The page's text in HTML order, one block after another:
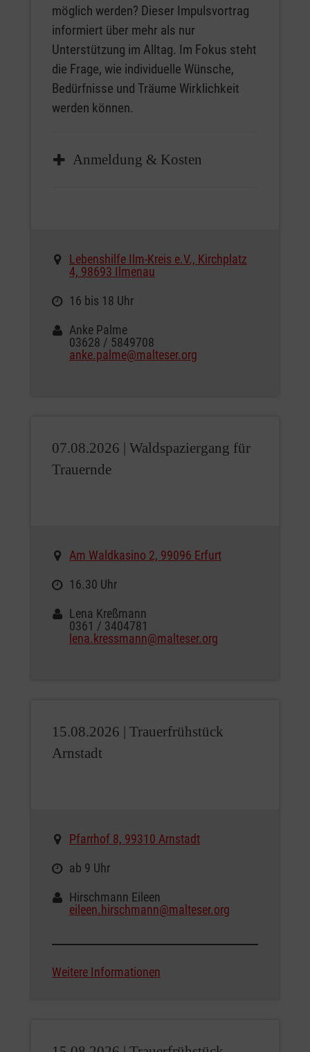
möglich werden? Dieser Impulsvortrag
informiert über mehr als nur
Unterstützung im Alltag. Im Fokus steht
die Frage, wie individuelle Wünsche,
Bedürfnisse und Träume Wirklichkeit
werden können.
Anmeldung & Kosten
Lebenshilfe Ilm-Kreis e.V., Kirchplatz
4, 98693 Ilmenau
16 bis 18 Uhr
Anke Palme
03628 / 5849708
anke.palme@malteser.org
07.08.2026 | Waldspaziergang für
Trauernde
Am Waldkasino 2, 99096 Erfurt
16.30 Uhr
Lena Kreßmann
0361 / 3404781
lena.kressmann@malteser.org
15.08.2026 | Trauerfrühstück
Arnstadt
Pfarrhof 8, 99310 Arnstadt
ab 9 Uhr
Hirschmann Eileen
eileen.hirschmann@malteser.org
Weitere Informationen